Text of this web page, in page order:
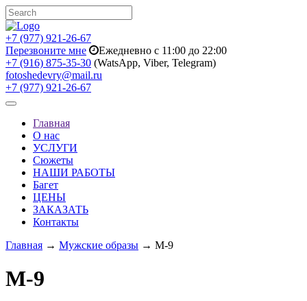
+7 (977) 921-26-67
Перезвоните мне
Ежедневно с 11:00 до 22:00
+7 (916) 875-35-30 (WatsApp, Viber, Telegram)
fotoshedevry@mail.ru
+7 (977) 921-26-67
Toggle
navigationГлавная
О нас
УСЛУГИ
Сюжеты
НАШИ РАБОТЫ
Багет
ЦЕНЫ
ЗАКАЗАТЬ
Контакты
Главная → Мужские образы → M-9
M-9